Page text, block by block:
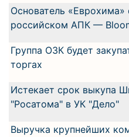
Основатель
российском АПК —
Группа ОЗК будет
торгах
Истекает срок выкупа
"Росатома" в УК "Дело"
Выручка крупнейших